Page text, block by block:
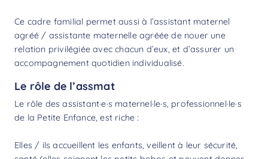
Ce cadre familial permet aussi à l’assistant maternel
agréé / assistante maternelle agréée de nouer une
relation privilégiée avec chacun d’eux, et d’assurer un
accompagnement quotidien individualisé.
Le rôle de l’assmat
Le rôle des assistant·e·s maternel·le·s, professionnel·le·s
de la Petite Enfance, est riche :
Elles / ils accueillent les enfants, veillent à leur sécurité,